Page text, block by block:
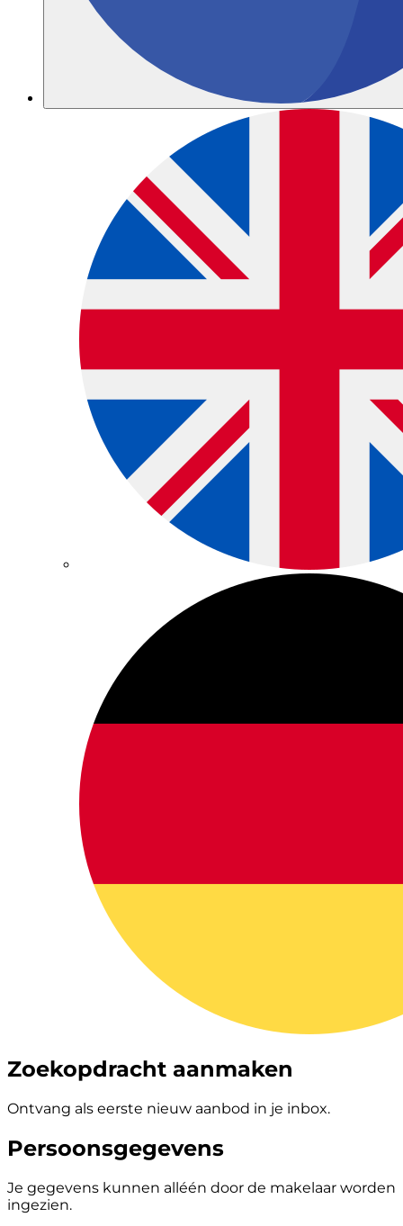
Zoekopdracht aanmaken
Ontvang als eerste nieuw aanbod in je inbox.
Persoonsgegevens
Je gegevens kunnen alléén door de makelaar worden
ingezien.